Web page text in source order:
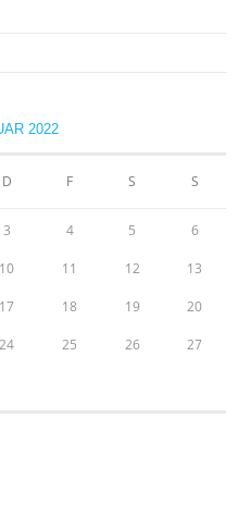
2022
D F S S
3 4 5 6
10 11 12 13
17 18 19 20
24 25 26 27